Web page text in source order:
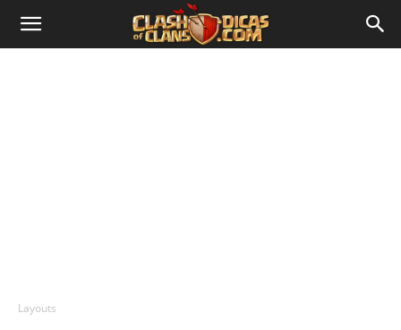
Layouts